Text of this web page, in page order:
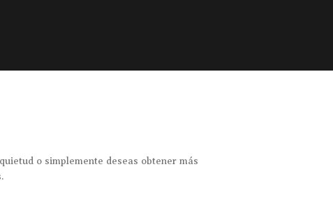
o simplemente deseas obtener más